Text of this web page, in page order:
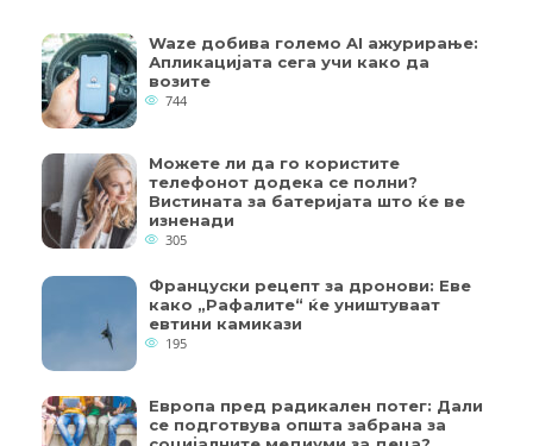
Waze добива големо AI ажурирање:
Апликацијата сега учи како да
возите
744
Можете ли да го користите
телефонот додека се полни?
Вистината за батеријата што ќе ве
изненади
305
Француски рецепт за дронови: Еве
како „Рафалите“ ќе уништуваат
евтини камикази
195
Европа пред радикален потег: Дали
се подготвува општа забрана за